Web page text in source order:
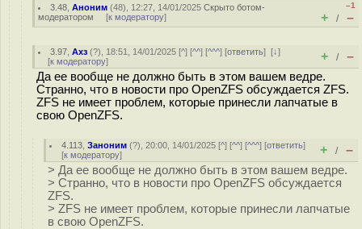
3.48 ,Аноним (48), 12:27, 14/01/2025Скрыто ботом-
модератором [к модератору]
–1
+ / –
3.97 ,Ахз (?), 18:51, 14/01/2025 [^] [^^] [^^^] [ответить][↓]
[к модератору] + / –
Да ее вообще не должно быть в этом вашем ведре.
Странно, что в новости про OpenZFS обсуждается ZFS.
ZFS не имеет проблем, которые принесли лапчатые в
свою OpenZFS.
4.113 ,Заноним (?), 20:00, 14/01/2025 [^] [^^] [^^^] [ответить]
[к модератору] + / –
> Да ее вообще не должно быть в этом вашем ведре.
> Странно, что в новости про OpenZFS обсуждается
ZFS.
> ZFS не имеет проблем, которые принесли лапчатые
в свою OpenZFS.